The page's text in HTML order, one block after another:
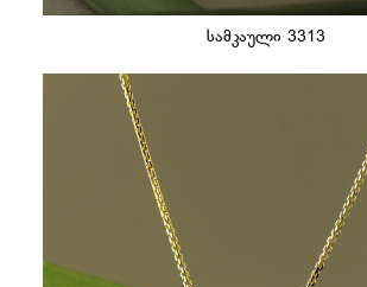
სამკაული 3313